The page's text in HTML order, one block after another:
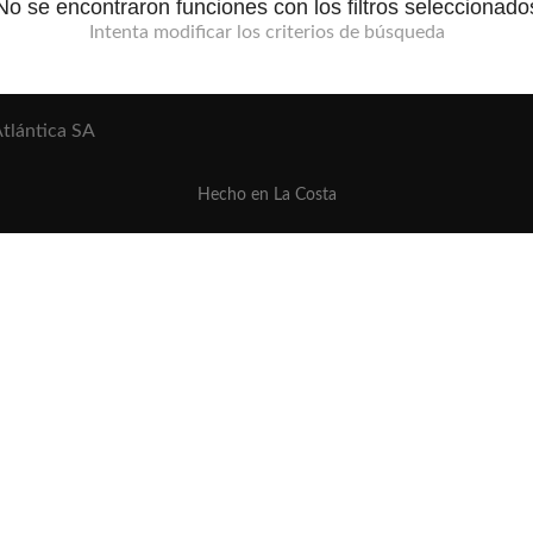
se encontraron funciones con los filtros
Intenta modificar los criterios de búsqueda
SA
Hecho en La Costa